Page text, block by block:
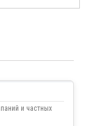
и частных